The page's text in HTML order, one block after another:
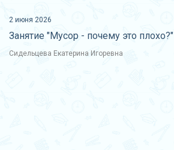
2 июня 2026
Занятие "Мусор - почему это плохо?"
Сидельцева Екатерина Игоревна